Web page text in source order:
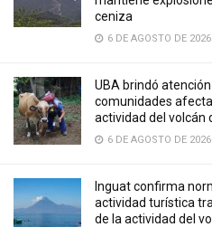
ceniza
6 DE AGOSTO DE 2026
UBA brindó
comunidades
actividad del volcán
6 DE AGOSTO DE 2026
Inguat confirma
actividad turística
de la actividad del